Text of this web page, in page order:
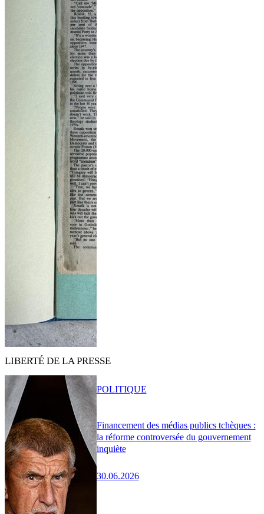
LIBERTÉ DE LA PRESSE
Financement des médias publics tchèques :
la réforme controversée du gouvernement
inquiète
30.06.2026
POLITIQUE